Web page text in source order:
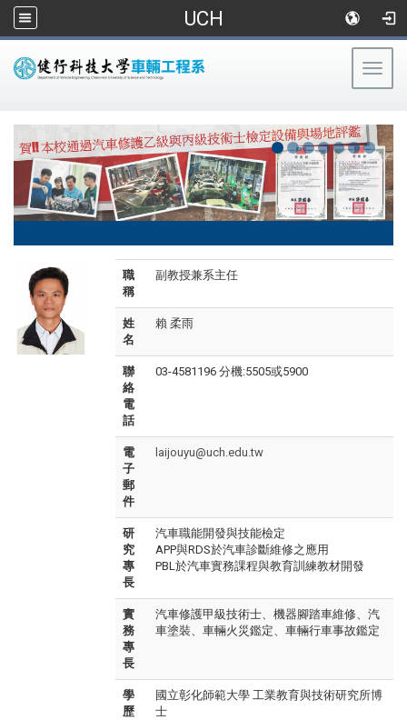
UCH
職
稱
副教授兼系主任
姓
名
賴 柔雨
聯
絡
電
話
03-4581196 分機:5505或5900
電
子
郵
件
laijouyu@uch.edu.tw
研
究
專
長
汽車職能開發與技能檢定
APP與RDS於汽車診斷維修之應用
PBL於汽車實務課程與教育訓練教材開發
實
務
專
長
汽車修護甲級技術士、機器腳踏車維修、汽
車塗裝、車輛火災鑑定、車輛行車事故鑑定
學
歷
國立彰化師範大學 工業教育與技術研究所博
士